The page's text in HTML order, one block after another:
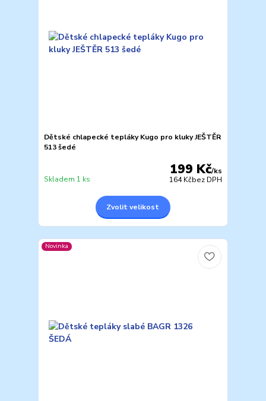
Dětské chlapecké tepláky Kugo pro kluky JEŠTĚR
513 šedé
199 Kč/ks
164 Kčbez DPH
Skladem 1 ks
Zvolit velikost
Novinka